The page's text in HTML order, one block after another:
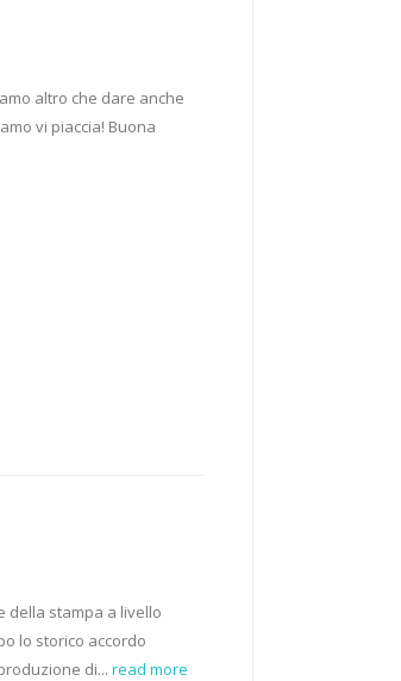
altro che dare anche
vi piaccia! Buona
della stampa a livello
lo storico accordo
di... read more